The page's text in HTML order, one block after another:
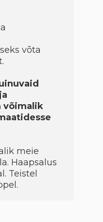
võta
võimalik
meie
Haapsalus
Teistel